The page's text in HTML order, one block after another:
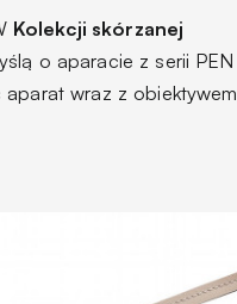
Kolekcji skórzanej
o aparacie z serii PEN
wraz z obiektywem